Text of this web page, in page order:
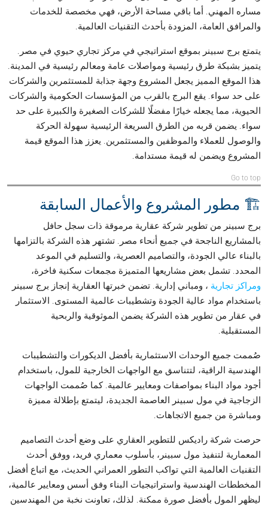
مساره المهني. أما باقي مساحة الأرض، فهي مخصصة للخدمات
والمرافق العامة، المزودة بأحدث التقنيات العالمية.
يتمتع برج سبينر بموقع استراتيجي في مركز تجاري حيوي في مصر.
يتميز بشبكة طرق رئيسية ومواصلات عامة ومعالم رئيسية في المدينة.
هذا الموقع المميز يجعل المشروع وجهة جذابة للمستثمرين والشركات
على حد سواء. يقع البرج بالقرب من المؤسسات الحكومية والشركات
الحيوية، مما يجعله خيارًا مفضلًا للشركات الصغيرة والكبيرة على حد
سواء. يضمن قربه من الطرق السريعة الرئيسية سهولة الحركة
والوصول للعملاء والموظفين والمستثمرين. يعزز هذا الموقع قيمة
المشروع ويضمن له قيمة مستدامة.
Go to top
🏗️ مطور المشروع والأعمال السابقة
برج سبينر من تطوير شركة عقارية مرموقة ذات سجل حافل
بالمشاريع الناجحة في جميع أنحاء مصر. تشتهر هذه الشركة بالتزامها
بالبناء عالي الجودة، والتصاميم العصرية، والتسليم في الموعد
المحدد. تشمل بعض مشاريعها المتميزة مجمعات سكنية فاخرة،
ومراكز تجارية ، ومباني إدارية. تضمن خبرتها العقارية إنجاز برج سبينر
باستخدام مواد عالية الجودة وتشطيبات عالمية المستوى. الاستثمار
في عقار من تطوير هذه الشركة يضمن الموثوقية والربحية
المستقبلية.
صُممت جميع الوحدات الاستثمارية بأفضل الديكورات والتشطيبات
الهندسية الراقية، لتتناسق مع الواجهات الخارجية للمول، باستخدام
أجود مواد البناء بمواصفات ومعايير عالمية. كما صُممت الواجهات
الزجاجية في مول سبينر العاصمة الجديدة، ليتمتع بإطلالة مميزة
ومباشرة من جميع الاتجاهات.
حرصت شركة راديكس للتطوير العقاري على وضع أحدث التصاميم
المعمارية لتنفيذ مول سبينر، بأسلوب معماري فريد، ووفق أحدث
التقنيات العالمية التي تواكب التطور العمراني الحديث، مع اتباع أفضل
المخططات الهندسية واستراتيجيات البناء وفق أسس ومعايير عالمية،
ليظهر المول بأفضل صورة ممكنة. لذلك، تعاونت نخبة من المهندسين